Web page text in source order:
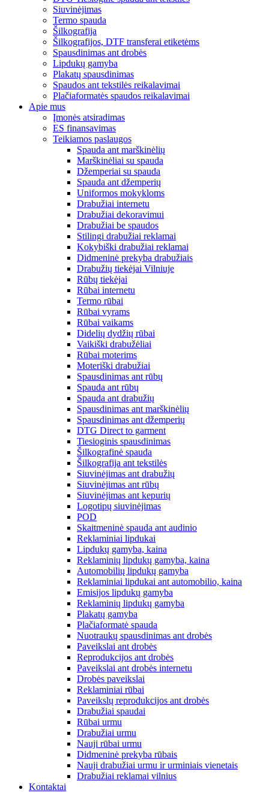
Siuvinėjimas
Termo spauda
Šilkografija
Šilkografijos, DTF transferai etiketėms
Spausdinimas ant drobės
Lipdukų gamyba
Plakatų spausdinimas
Spaudos ant tekstilės reikalavimai
Plačiaformatės spaudos reikalavimai
Apie mus
Įmonės atsiradimas
ES finansavimas
Teikiamos paslaugos
Spauda ant marškinėlių
Marškinėliai su spauda
Džemperiai su spauda
Spauda ant džemperių
Uniformos mokykloms
Drabužiai internetu
Drabužiai dekoravimui
Drabužiai be spaudos
Stilingi drabužiai reklamai
Kokybiški drabužiai reklamai
Didmeninė prekyba drabužiais
Drabužių tiekėjai Vilniuje
Rūbų tiekėjai
Rūbai internetu
Termo rūbai
Rūbai vyrams
Rūbai vaikams
Didelių dydžių rūbai
Vaikiški drabužėliai
Rūbai moterims
Moteriški drabužiai
Spausdinimas ant rūbų
Spauda ant rūbų
Spauda ant drabužių
Spausdinimas ant marškinėlių
Spausdinimas ant džemperių
DTG Direct to garment
Tiesioginis spausdinimas
Šilkografinė spauda
Šilkografija ant tekstilės
Siuvinėjimas ant drabužių
Siuvinėjimas ant rūbų
Siuvinėjimas ant kepurių
Logotipų siuvinėjimas
POD
Skaitmeninė spauda ant audinio
Reklaminiai lipdukai
Lipdukų gamyba, kaina
Reklaminių lipdukų gamyba, kaina
Automobilių lipdukų gamyba
Reklaminiai lipdukai ant automobilio, kaina
Emisijos lipdukų gamyba
Reklaminių lipdukų gamyba
Plakatų gamyba
Plačiaformatė spauda
Nuotraukų spausdinimas ant drobės
Paveikslai ant drobės
Reprodukcijos ant drobės
Paveikslai ant drobės internetu
Drobės paveikslai
Reklaminiai rūbai
Paveikslų reprodukcijos ant drobės
Drabužiai spaudai
Rūbai urmu
Drabužiai urmu
Nauji rūbai urmu
Didmeninė prekyba rūbais
Nauji drabužiai urmu ir urminiais vienetais
Drabužiai reklamai vilnius
Kontaktai